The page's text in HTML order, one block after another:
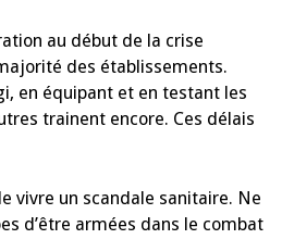
au début de la crise
des établissements.
en équipant et en testant les
trainent encore. Ces délais
vivre un scandale sanitaire. Ne
d’être armées dans le combat